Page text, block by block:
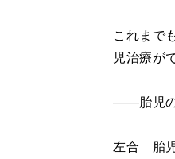
これまで
児治療が
――胎児の
左合 胎児